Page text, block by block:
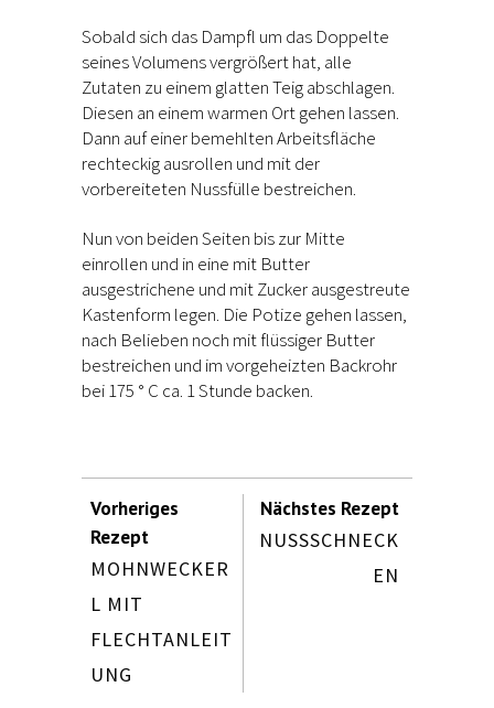
Sobald sich das Dampfl um das Doppelte
seines Volumens vergrößert hat, alle
Zutaten zu einem glatten Teig abschlagen.
Diesen an einem warmen Ort gehen lassen.
Dann auf einer bemehlten Arbeitsfläche
rechteckig ausrollen und mit der
vorbereiteten Nussfülle bestreichen.
Nun von beiden Seiten bis zur Mitte
einrollen und in eine mit Butter
ausgestrichene und mit Zucker ausgestreute
Kastenform legen. Die Potize gehen lassen,
nach Belieben noch mit flüssiger Butter
bestreichen und im vorgeheizten Backrohr
bei 175 ° C ca. 1 Stunde backen.
Vorheriges
Rezept
MOHNWECKER
L MIT
FLECHTANLEIT
UNG
Nächstes Rezept
NUSSSCHNECK
EN